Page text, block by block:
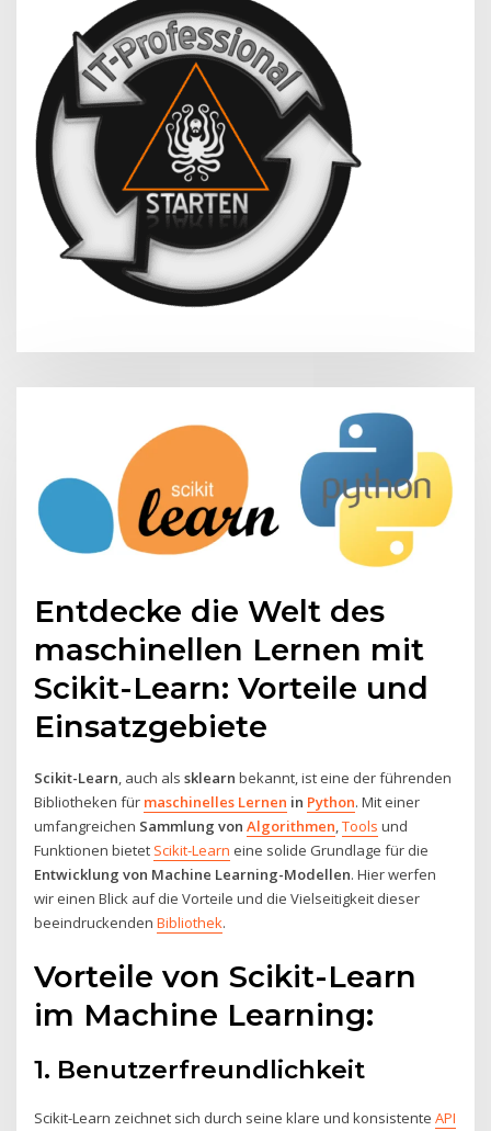
Entdecke die Welt des
maschinellen Lernen mit
Scikit-Learn: Vorteile und
Einsatzgebiete
Scikit-Learn, auch alssklearn bekannt, ist eine der führenden
Bibliotheken für maschinelles Lernen in Python. Mit einer
umfangreichen Sammlung vonAlgorithmen,Tools und
Funktionen bietet Scikit-Learn eine solide Grundlage für die
Entwicklung von Machine Learning-Modellen. Hier werfen
wir einen Blick auf die Vorteile und die Vielseitigkeit dieser
beeindruckendenBibliothek.
Vorteile von Scikit-Learn
im Machine Learning:
1. Benutzerfreundlichkeit
Scikit-Learn zeichnet sich durch seine klare und konsistenteAPI